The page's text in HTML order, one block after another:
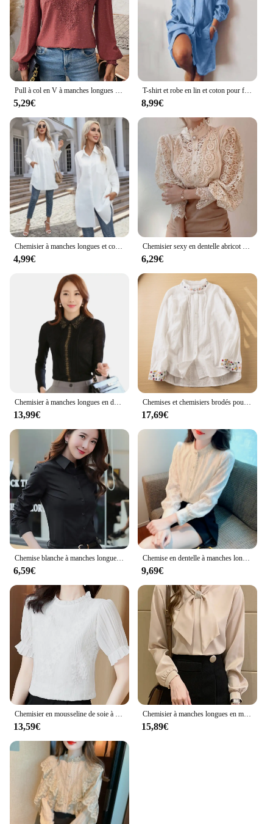
Pull à col en V à manches longues pour femme, panneau en dentelle, haut décontracté pour femme, monochrome, élégant, chemise de bureau, nouvelle mode, automne, hiver, 2024
5,29€
T-shirt et robe en lin et coton pour femmes, vêtements décontractés à manches longues, blanc lisse, grande chemise, automne 2023
8,99€
Chemisier à manches longues et col rabattu pour femme, chemise décontractée, simple, solide, bouton, avocat, été, 2024
4,99€
Chemisier sexy en dentelle abricot pour femme, manches longues, bouton perlé, fleur, évider, voir à travers la chemise en maille, élégant, automne
6,29€
Chemisier à manches longues en dentelle blanche pour femme, chemise élégante, médicaments validés
13,99€
Chemises et chemisiers brodés pour femmes, col montant, manches longues, beige, blanc, coton, créateur, style japonais, fille Mori
17,69€
Chemise blanche à manches longues pour femmes, chemise professionnelle, robe formelle, grande taille, vêtements de travail, bouton d'avocat, mode
6,59€
Chemise en dentelle à manches longues pour femmes, col montant, manches princesse françaises, document solide, chemise polyvalente et élégante, chemisier d'automne, A480
9,69€
Chemisier en mousseline de soie à manches longues pour femmes, chemise en dentelle blanche, chemise à la mode, 2024, E159
13,59€
Chemisier à manches longues en mousseline de soie pour femmes, col à nœud, chemise, chemisiers, chemises, Y, 2024, F335
15,89€